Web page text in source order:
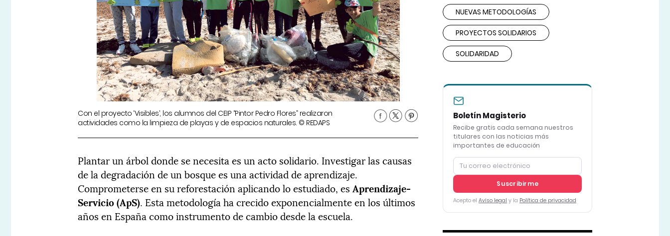
Con el proyecto ‘Visibles’, los alumnos del CEIP “Pintor Pedro Flores” realizaron
actividades como la limpieza de playas y de espacios naturales. © REDAPS
Plantar un árbol donde se necesita es un acto solidario. Investigar las causas
de la degradación de un bosque es una actividad de aprendizaje.
Comprometerse en su reforestación aplicando lo estudiado, esAprendizaje-
Servicio (ApS). Esta metodología ha crecido exponencialmente en los últimos
años en España como instrumento de cambio desde la escuela.
NUEVAS METODOLOGÍAS
PROYECTOS SOLIDARIOS
SOLIDARIDAD
Boletín Magisterio
Recibe gratis cada semana nuestros
titulares con las noticias más
importantes de educación
Suscribirme
Acepto el Aviso legal y la Política de privacidad